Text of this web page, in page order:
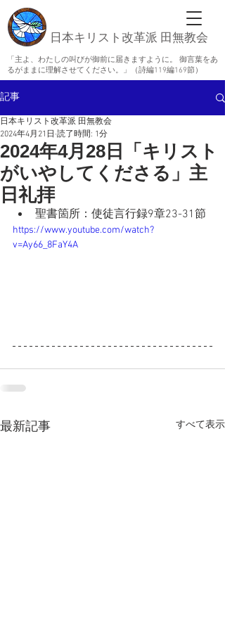
日本キリスト改革派 田無教会
「主よ、わたしの叫びが御前に届きますように。 御言葉をあ
るがままに理解させてください。」（詩編119編169節）
記事
2024年4月28日「キリスト
がいやしてくださる」主
日礼拝
日本キリスト改革派 田無教会
2024年4月21日 読了時間: 1分
聖書箇所：使徒言行録9章23-31節
https://www.youtube.com/watch?
v=Ay66_8FaY4A
最新記事 すべて表示